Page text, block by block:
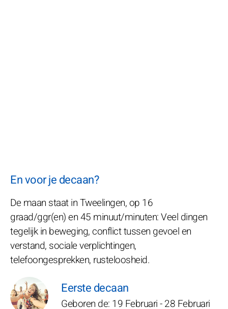
En voor je decaan?
De maan staat in Tweelingen, op 16
graad/ggr(en) en 45 minuut/minuten: Veel dingen
tegelijk in beweging, conflict tussen gevoel en
verstand, sociale verplichtingen,
telefoongesprekken, rusteloosheid.
Eerste decaan
Geboren de: 19 Februari - 28 Februari